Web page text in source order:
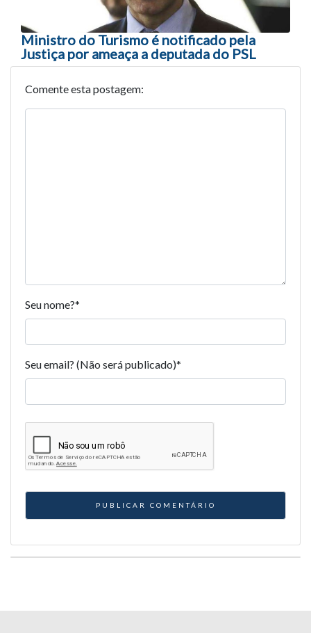
Ministro do Turismo é notificado pela
Justiça por ameaça a deputada do PSL
Comente esta postagem:
Seu nome?*
Seu email? (Não será publicado)*